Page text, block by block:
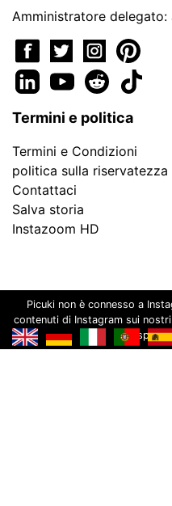
Amministratore delegato:
Termini e politica
Termini e Condizioni
politica sulla riservatezza
Contattaci
Salva storia
Instazoom HD
Picuki non è connesso a
contenuti di Instagram sui